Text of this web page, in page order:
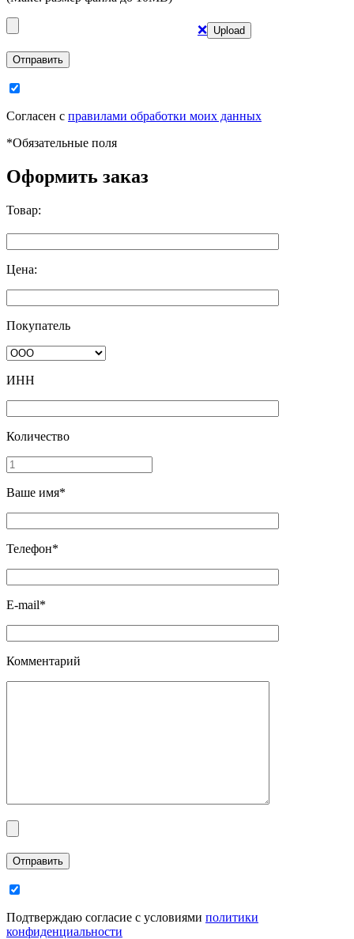
❌
Отправить
Согласен с правилами обработки моих данных
*Обязательные поля
Оформить заказ
Товар:
Цена:
Покупатель
ИНН
Количество
Ваше имя*
Телефон*
E-mail*
Комментарий
Отправить
Подтверждаю согласие с условиями политики
конфиденциальности